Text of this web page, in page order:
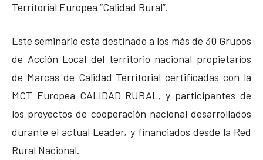
Territorial Europea “Calidad Rural”.
Este seminario está destinado a los más de 30 Grupos
de Acción Local del territorio nacional propietarios
de Marcas de Calidad Territorial certificadas con la
MCT Europea CALIDAD RURAL, y participantes de
los proyectos de cooperación nacional desarrollados
durante el actual Leader, y financiados desde la Red
Rural Nacional.